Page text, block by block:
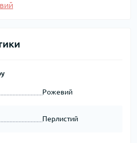
Рожевий
Перлистий